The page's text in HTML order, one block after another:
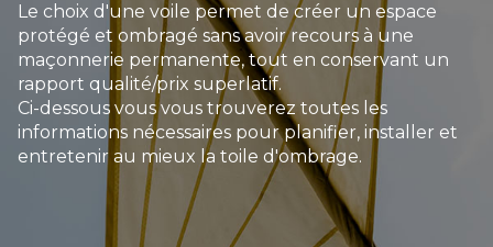
Le choix d'une voile permet de créer un espace
protégé et ombragé sans avoir recours à une
maçonnerie permanente, tout en conservant un
rapport qualité/prix superlatif.
Ci-dessous vous vous trouverez toutes les
informations nécessaires pour planifier, installer et
entretenir au mieux la toile d'ombrage.